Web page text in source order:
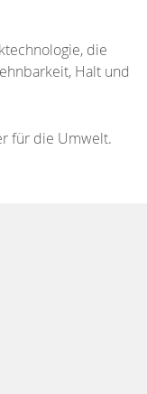
die
Halt und
für die Umwelt.